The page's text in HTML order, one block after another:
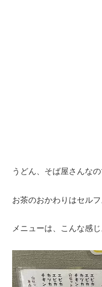
うどん、そば屋さんな
お茶のおかわりはセルフ
メニューは、こんな感じ